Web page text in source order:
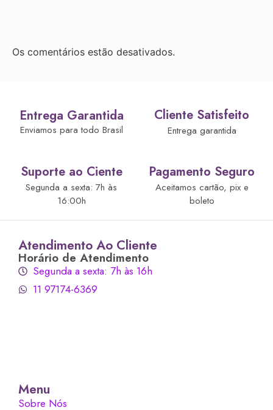
Os comentários estão desativados.
Entrega Garantida
Enviamos para todo Brasil
Cliente Satisfeito
Entrega garantida
Suporte ao Ciente
Segunda a sexta: 7h às
16:00h
Pagamento Seguro
Aceitamos cartão, pix e
boleto
Atendimento Ao Cliente
Horário de Atendimento
Segunda a sexta: 7h às 16h
11 97174-6369
Menu
Sobre Nós